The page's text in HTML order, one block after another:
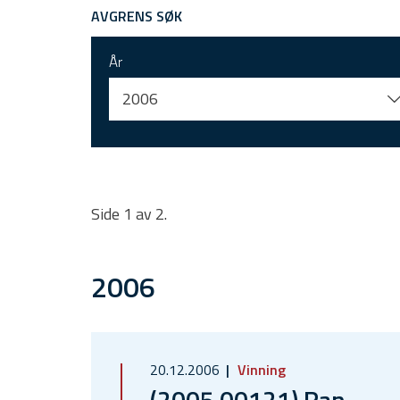
AVGRENS SØK
År
2006
Side 1 av 2.
2006
20.12.2006 Vinning